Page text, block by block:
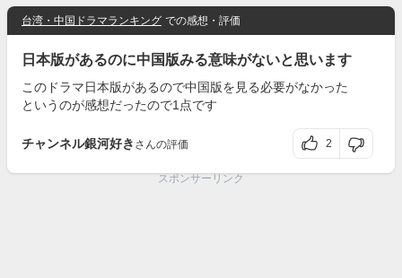
台湾・中国ドラマランキング での感想・評価
日本版があるのに中国版みる意味がないと思います
このドラマ日本版があるので中国版を見る必要がなかった
というのが感想だったので1点です
チャンネル銀河好き さんの評価 2
スポンサーリンク